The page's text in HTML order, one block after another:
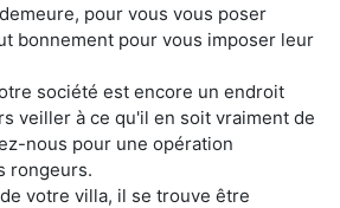
pour vous vous poser
bonnement pour vous imposer leur
société est encore un endroit
veiller à ce qu'il en soit vraiment de
nous pour une opération
rongeurs.
votre villa, il se trouve être